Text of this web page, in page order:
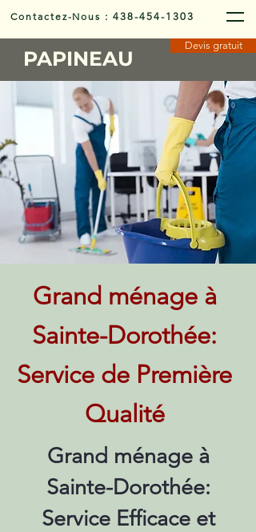
Contactez-Nous :438-454-1303
PAPINEAU
Devis gratuit
Grand ménage à
Sainte-Dorothée:
Service de Première
Qualité
Grand ménage à
Sainte-Dorothée:
Service Efficace et